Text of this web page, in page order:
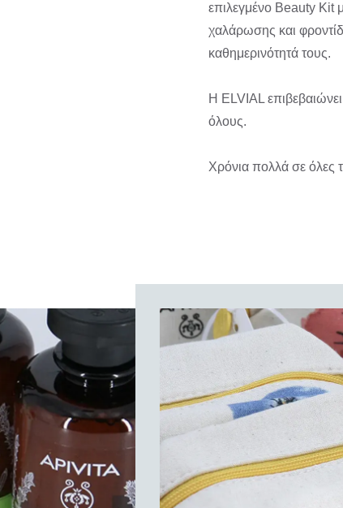
επιλεγμένο Beauty Kit
χαλάρωσης και
καθημερινότητά τους.
Η ELVIAL
όλους.
Χρόνια πολλά σε όλες